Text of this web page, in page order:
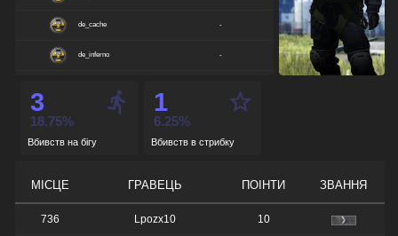
de_cache -
de_inferno -
de_overpass -
3
Вбивств на бігу
18.75%
1
Вбивств в стрибку
6.25%
МІСЦЕ ГРАВЕЦЬ ПОІНТИ ЗВАННЯ
736 Lpozx10 10